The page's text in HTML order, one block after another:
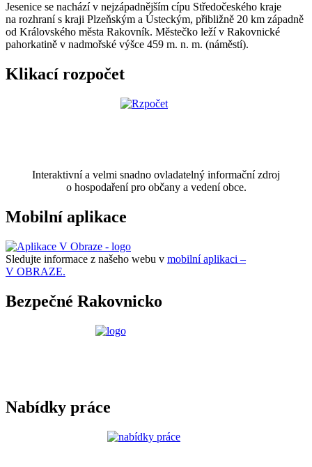
Jesenice se nachází v nejzápadnějším cípu Středočeského kraje
na rozhraní s kraji Plzeňským a Ústeckým, přibližně 20 km západně
od Královského města Rakovník. Městečko leží v Rakovnické
pahorkatině v nadmořské výšce 459 m. n. m. (náměstí).
Klikací rozpočet
Interaktivní a velmi snadno ovladatelný informační zdroj
o hospodaření pro občany a vedení obce.
Mobilní aplikace
Sledujte informace z našeho webu v mobilní aplikaci –
V OBRAZE.
Bezpečné Rakovnicko
Nabídky práce